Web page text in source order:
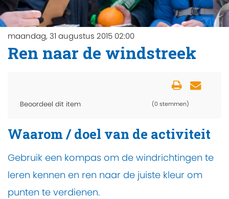
maandag, 31 augustus 2015 02:00
Ren naar de windstreek
Beoordeel dit item (0 stemmen)
Waarom / doel van de activiteit
Gebruik een kompas om de windrichtingen te
leren kennen en ren naar de juiste kleur om
punten te verdienen.